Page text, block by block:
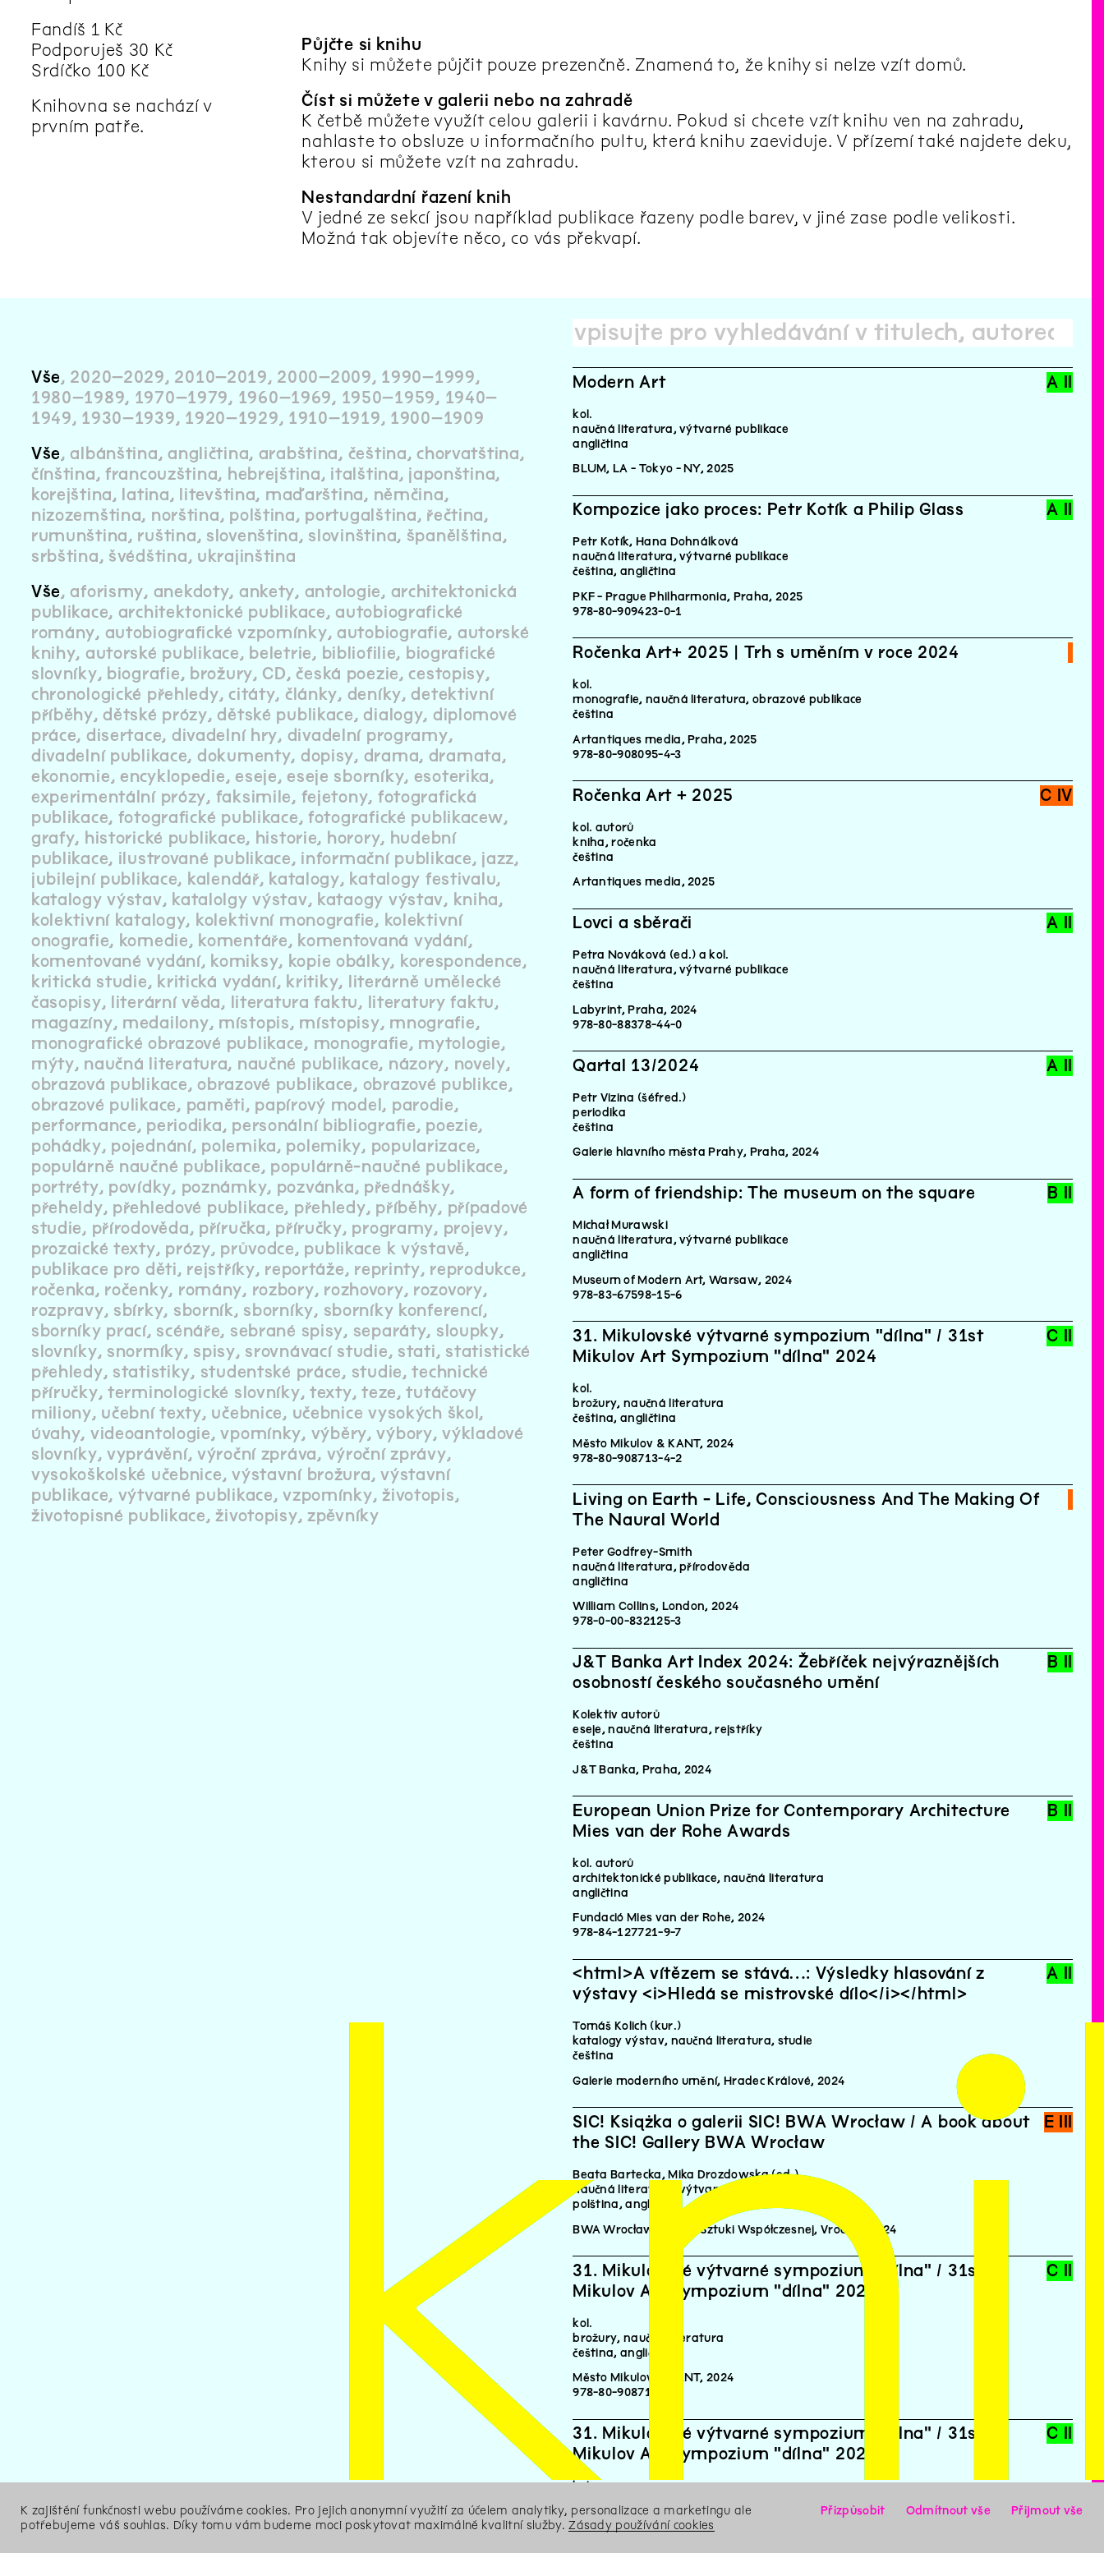
kni
Fandíš 1 Kč
Podporuješ 30 Kč
Srdíčko 100 Kč
Knihovna se nachází v
prvním patře.
Půjčte si knihu
Knihy si můžete půjčit pouze prezenčně. Znamená to, že knihy si nelze vzít domů.
Číst si můžete v galerii nebo na zahradě
K četbě můžete využít celou galerii i kavárnu. Pokud si chcete vzít knihu ven na zahradu,
nahlaste to obsluze u informačního pultu, která knihu zaeviduje. V přízemí také najdete deku,
kterou si můžete vzít na zahradu.
Nestandardní řazení knih
V jedné ze sekcí jsou například publikace řazeny podle barev, v jiné zase podle velikosti.
Možná tak objevíte něco, co vás překvapí.
Vše 2020–2029 2010–2019 2000–2009
1990–1999
1980–1989
1970–1979 1960–1969 1950–1959
1940–
1949
1930–1939 1920–1929 1910–1919 1900–1909
Vše albánština angličtina arabština čeština
chorvatština
čínština
francouzština hebrejština italština
japonština
korejština
latina litevština maďarština
němčina
nizozemština
norština polština portugalština
řečtina
rumunština
ruština slovenština slovinština
španělština
srbština
švédština ukrajinština
Vše aforismy anekdoty ankety antologie
architektonická
publikace
architektonické publikace
autobiografické
romány
autobiografické vzpomínky autobiografie
autorské
knihy autorské publikace beletrie bibliofilie
biografické
slovníky
biografie brožury CD česká poezie
cestopisy
chronologické přehledy citáty články deníky detektivní
příběhy dětské prózy dětské publikace dialogy diplomové
práce
disertace divadelní hry
divadelní programy
divadelní publikace
dokumenty dopisy drama
dramata
ekonomie
encyklopedie eseje eseje sborníky esoterika
experimentální prózy
faksimile fejetony fotografická
publikace
fotografické publikace
fotografické publikacew
grafy
historické publikace historie horory
hudební
publikace
ilustrované publikace informační publikace
jazz
jubilejní publikace
kalendář katalogy
katalogy festivalu
katalogy výstav
katalolgy výstav kataogy výstav
kniha
kolektivní katalogy
kolektivní monografie
kolektivní
onografie
komedie komentáře
komentovaná vydání
komentované vydání
komiksy kopie obálky
korespondence
kritická studie
kritická vydání kritiky
literárně umělecké
časopisy
literární věda literatura faktu
literatury faktu
magazíny
medailony místopis místopisy
mnografie
monografické obrazové publikace
monografie
mytologie
mýty
naučná literatura naučné publikace názory
novely
obrazová publikace
obrazové publikace
obrazové publikce
obrazové pulikace
paměti papírový model
parodie
performance
periodika personální bibliografie
poezie
pohádky
pojednání polemika polemiky
popularizace
populárně naučné publikace
populárně-naučné publikace
portréty
povídky poznámky pozvánka
přednášky
přeheldy
přehledové publikace přehledy příběhy
případové
studie
přírodověda příručka příručky programy
projevy
prozaické texty
prózy průvodce
publikace k výstavě
publikace pro děti
rejstříky reportáže reprinty
reprodukce
ročenka
ročenky romány rozbory rozhovory
rozovory
rozpravy
sbírky sborník sborníky
sborníky konferencí
sborníky prací scénáře sebrané spisy separáty
sloupky
slovníky
snormíky spisy srovnávací studie stati
statistické
přehledy
statistiky studentské práce studie
technické
příručky terminologické slovníky texty teze
tutáčovy
miliony
učební texty učebnice
učebnice vysokých škol
úvahy videoantologie vpomínky výběry výbory výkladové
slovníky vyprávění výroční zpráva
výroční zprávy
vysokoškolské učebnice
výstavní brožura
výstavní
publikace
výtvarné publikace vzpomínky
životopis
životopisné publikace
životopisy zpěvníky
Modern Art
kol.
naučná literatura, výtvarné publikace
angličtina
BLUM, LA - Tokyo - NY, 2025
A II
Kompozice jako proces: Petr Kotík a Philip Glass
Petr Kotík, Hana Dohnálková
naučná literatura, výtvarné publikace
čeština
angličtina
PKF - Prague Philharmonia, Praha, 2025
978-80-909423-0-1
A II
Ročenka Art+ 2025 | Trh s uměním v roce 2024
kol.
monografie, naučná literatura, obrazové publikace
čeština
Artantiques media, Praha, 2025
978-80-908095-4-3
Ročenka Art + 2025
kol. autorů
kniha, ročenka
čeština
Artantiques media, 2025
C IV
Lovci a sběrači
Petra Nováková (ed.) a kol.
naučná literatura, výtvarné publikace
čeština
Labyrint, Praha, 2024
978-80-88378-44-0
A II
Qartal 13/2024
Petr Vizina (šéfred.)
periodika
čeština
Galerie hlavního města Prahy, Praha, 2024
A II
A form of friendship: The museum on the square
Michał Murawski
naučná literatura, výtvarné publikace
angličtina
Museum of Modern Art, Warsaw, 2024
978-83-67598-15-6
B II
31. Mikulovské výtvarné sympozium "dílna" / 31st
Mikulov Art Sympozium "dílna" 2024
kol.
brožury, naučná literatura
čeština
angličtina
Město Mikulov & KANT, 2024
978-80-908713-4-2
C II
Living on Earth - Life, Consciousness And The Making Of
The Naural World
Peter Godfrey-Smith
naučná literatura, přírodověda
angličtina
William Collins, London, 2024
978-0-00-832125-3
J&T Banka Art Index 2024: Žebříček nejvýraznějších
osobností českého současného umění
Kolektiv autorů
eseje, naučná literatura, rejstříky
čeština
J&T Banka, Praha, 2024
B II
European Union Prize for Contemporary Architecture
Mies van der Rohe Awards
kol. autorů
architektonické publikace, naučná literatura
angličtina
Fundació Mies van der Rohe, 2024
978-84-127721-9-7
B II
<html>A vítězem se stává…: Výsledky hlasování z
výstavy <i>Hledá se mistrovské dílo</i></html>
Tomáš Kolich (kur.)
katalogy výstav, naučná literatura, studie
čeština
Galerie moderního umění, Hradec Králové, 2024
A II
SIC! Książka o galerii SIC! BWA Wrocław / A book about
the SIC! Gallery BWA Wrocław
Beata Bartecka, Mika Drozdowska (ed.)
naučná literatura, výtvarné publikace
polština
angličtina
BWA Wrocław Galerie Sztuki Współczesnej, Vroclav, 2024
E III
31. Mikulovské výtvarné sympozium "dílna" / 31st
Mikulov Art Sympozium "dílna" 2024
kol.
brožury, naučná literatura
čeština
angličtina
Město Mikulov & KANT, 2024
978-80-908713-4-2
C II
31. Mikulovské výtvarné sympozium "dílna" / 31st
Mikulov Art Sympozium "dílna" 2024
kol.
čeština
angličtina
978-80-908713-4-2
C II
K zajištění funkčnosti webu používáme cookies. Pro jejich anonymní využití za účelem analytiky, personalizace a marketingu ale
potřebujeme váš souhlas. Díky tomu vám budeme moci poskytovat maximálně kvalitní služby.Zásady používání cookies
Přizpůsobit Odmítnout vše Přijmout vše